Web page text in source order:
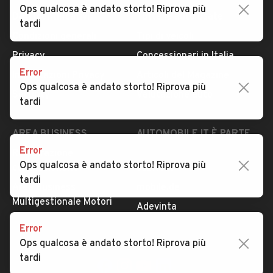
Dati identificativi
Privacy
Impostazioni Privacy
Security
Tutte le auto usate
Concessionari in Italia
Valutazione auto
AREA BUSINESS
Registrazione
concessionario
Multigestionale Motori
AUTOMOBILE.IT È PARTE
subito.it
Adevinta
SEGUICI
Ops qualcosa è andato storto! Riprova più
tardi
Error
Ops qualcosa è andato storto! Riprova più
tardi
Error
Ops qualcosa è andato storto! Riprova più
tardi
Error
Ops qualcosa è andato storto! Riprova più
tardi